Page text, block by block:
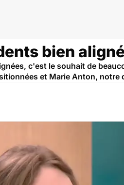
bien
c'est le souhait de
et Marie Anton,